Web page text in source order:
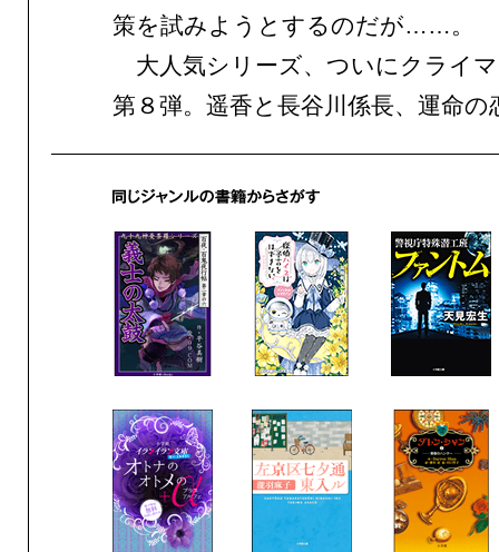
策を試みようとするのだが……。
大人気シリーズ、ついにクライ
第８弾。遥香と長谷川係長、運命の